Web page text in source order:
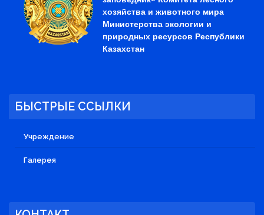
хозяйства и животного мира
Министерства экологии и
природных ресурсов Республики
Казахстан
БЫСТРЫЕ ССЫЛКИ
Учреждение
Галерея